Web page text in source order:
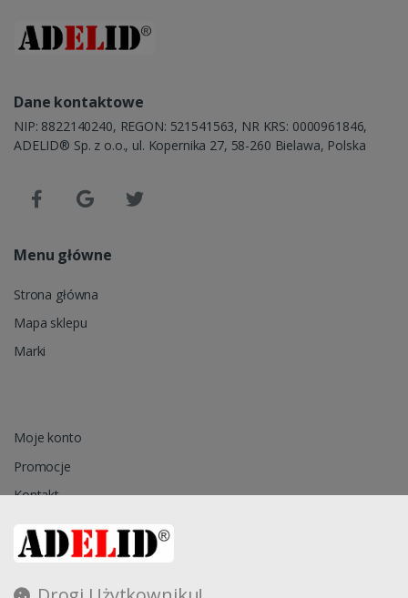
Dane kontaktowe
NIP: 8822140240, REGON: 521541563, NR KRS: 0000961846,
ADELID® Sp. z o.o., ul. Kopernika 27, 58-260 Bielawa, Polska
Menu główne
Strona główna
Mapa sklepu
Marki
Moje konto
Promocje
Kontakt